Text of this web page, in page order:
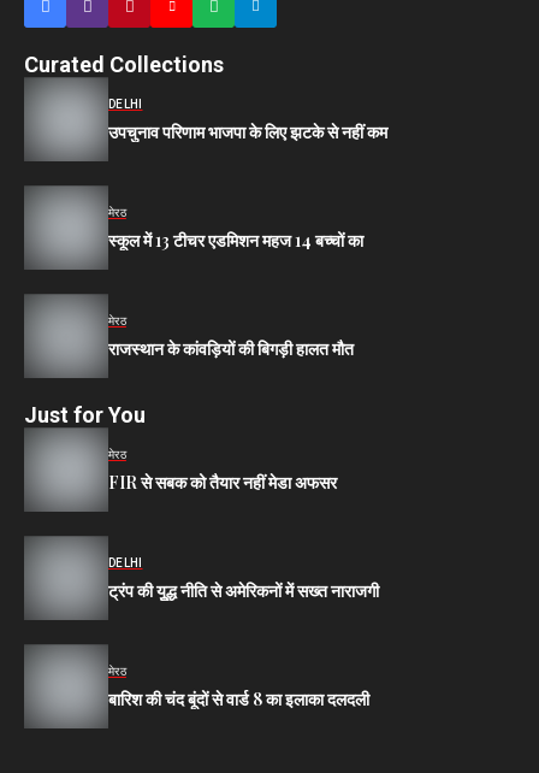
Curated Collections
DELHI
उपचुनाव परिणाम भाजपा के लिए झटके से नहीं कम
मेरठ
स्कूल में 13 टीचर एडमिशन महज 14 बच्चों का
मेरठ
राजस्थान के कांवड़ियों की बिगड़ी हालत मौत
Just for You
मेरठ
FIR से सबक को तैयार नहीं मेडा अफसर
DELHI
ट्रंप की युूद्ध नीति से अमेरिकनों में सख्त नाराजगी
मेरठ
बारिश की चंद बूंदों से वार्ड 8 का इलाका दलदली